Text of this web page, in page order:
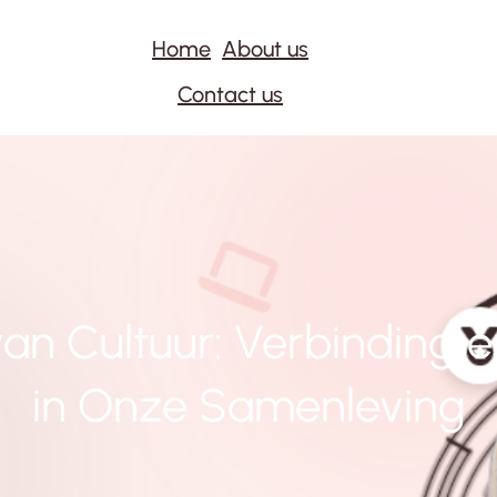
Home About us
Contact us
Cultuur: Verbinding
in Onze Samenleving